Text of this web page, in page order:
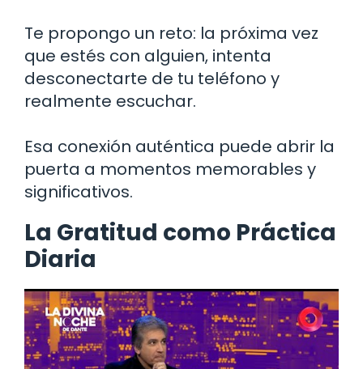
Te propongo un reto: la próxima vez
que estés con alguien, intenta
desconectarte de tu teléfono y
realmente escuchar.
Esa conexión auténtica puede abrir la
puerta a momentos memorables y
significativos.
La Gratitud como Práctica
Diaria